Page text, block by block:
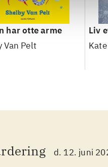
har otte arme
Van Pelt
Liv
d. 12. juni